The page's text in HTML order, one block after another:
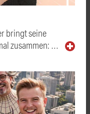
bringt seine
zusammen: …